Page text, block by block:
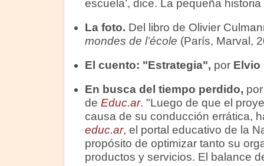
escuela’, dice. La pequeña
La foto. Del libro de Olivier
mondes de l’école (París, Marval,
El cuento: "Estrategia", por Elvio
En busca del tiempo perdido,
de Educ.ar. "Luego de que el
causa de su conducción errática,
educ.ar, el portal educativo de la
propósito de optimizar tanto su
productos y servicios. El balance